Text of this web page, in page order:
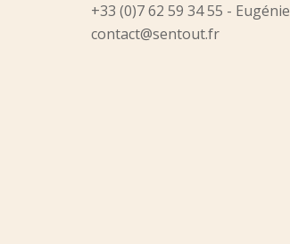
+33 (0)7 62 59 34 55 - Eugénie
contact@sentout.fr